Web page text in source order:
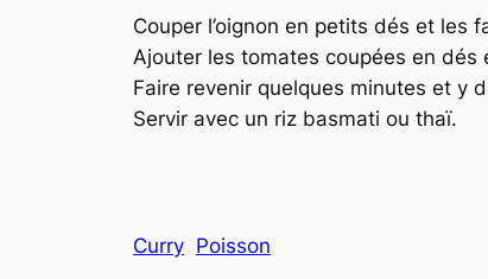
Couper l’oignon en petits dés et les
Ajouter les tomates coupées en dés
Faire revenir quelques minutes et y
Servir avec un riz basmati ou thaï.
Curry Poisson